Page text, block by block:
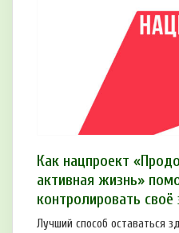
Как нацпроект
активная жизнь»
контролировать своё
Лучший способ оставаться